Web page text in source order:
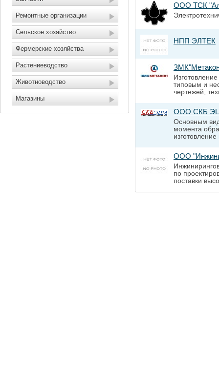
Ремонтные организации
Сельское хозяйство
Фермерские хозяйства
Растениеводство
Животноводство
Магазины
ООО ТСК
НПП ЭЛТЕК
типовым и
чертежей,
ООО СКБ
Основным
момента
ООО
по
поставки